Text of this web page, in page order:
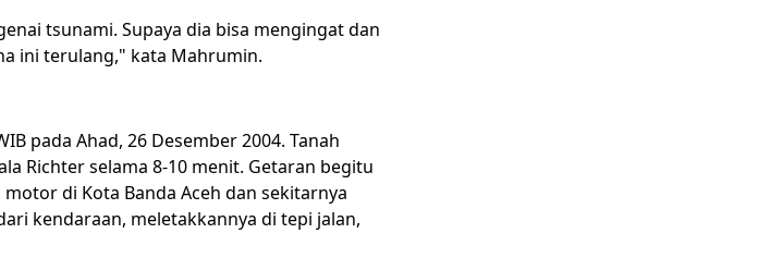
tsunami. Supaya dia bisa mengingat dan
ini terulang," kata Mahrumin.
pada Ahad, 26 Desember 2004. Tanah
Richter selama 8-10 menit. Getaran begitu
di Kota Banda Aceh dan sekitarnya
kendaraan, meletakkannya di tepi jalan,